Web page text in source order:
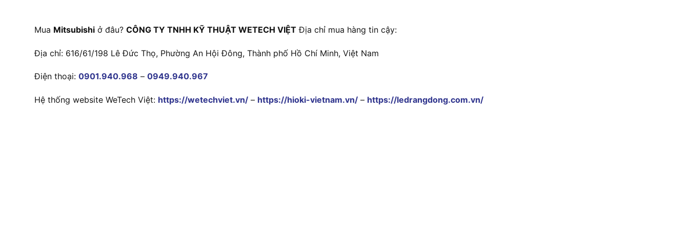
Mua Mitsubishi ở đâu? CÔNG TY TNHH KỸ THUẬT WETECH VIỆT Địa chỉ mua hàng tin cậy:
Địa chỉ: 616/61/198 Lê Đức Thọ, Phường An Hội Đông, Thành phố Hồ Chí Minh, Việt Nam
Điện thoại: 0901.940.968 – 0949.940.967
Hệ thống website WeTech Việt: https://wetechviet.vn/ – https://hioki-vietnam.vn/ – https://ledrangdong.com.vn/